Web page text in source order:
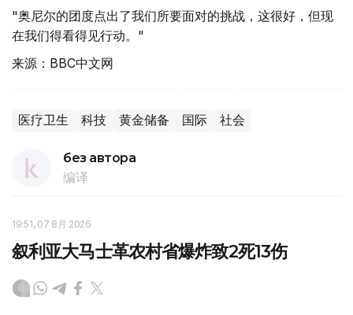
"奥尼尔的团度点出了我们所要面对的挑战，这很好，但现
在我们得看得见行动。"
来源：BBC中文网
医疗卫生 科技 黄金储备 国际 社会
без автора
编译
19:51, 07 8月 2026
叙利亚大马士革农村省爆炸致2死13伤